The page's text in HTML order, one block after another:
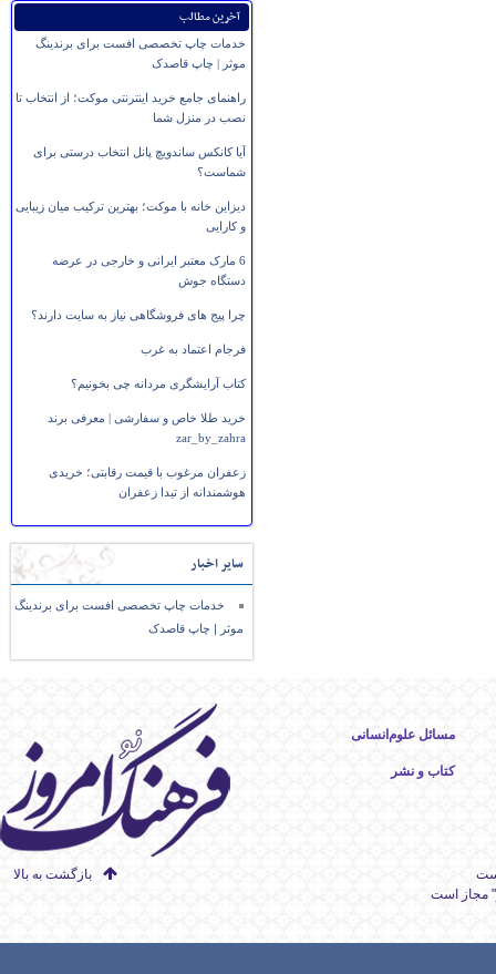
آخرین مطالب
خدمات چاپ تخصصی افست برای برندینگ
موثر | چاپ قاصدک
راهنمای جامع خرید اینترنتی موکت؛ از انتخاب تا
نصب در منزل شما
آیا کانکس ساندویچ پانل انتخاب درستی برای
شماست؟
دیزاین خانه با موکت؛ بهترین ترکیب میان زیبایی
و کارایی
6 مارک معتبر ایرانی و خارجی در عرضه
دستگاه جوش
چرا پیج های فروشگاهی نیاز به سایت دارند؟
فرجام اعتماد به غرب
کتاب آرایشگری مردانه چی بخونیم؟
خرید طلا خاص و سفارشی | معرفی برند
zar_by_zahra
زعفران مرغوب با قیمت رقابتی؛ خریدی
هوشمندانه از تیدا زعفران
سایر اخبار
خدمات چاپ تخصصی افست برای برندینگ
موثر | چاپ قاصدک
مسائل علوم‌انسانی
کتاب و نشر
بازگشت به بالا
" مجاز است